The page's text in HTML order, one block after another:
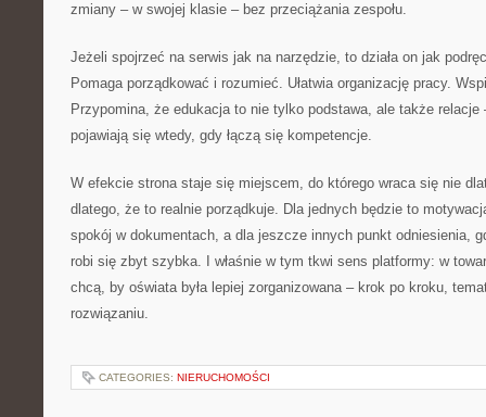
zmiany – w swojej klasie – bez przeciążania zespołu.
Jeżeli spojrzeć na serwis jak na narzędzie, to działa on jak
Pomaga porządkować i rozumieć. Ułatwia organizację pracy.
Przypomina, że edukacja to nie tylko podstawa, ale także
pojawiają się wtedy, gdy łączą się kompetencje.
W efekcie strona staje się miejscem, do którego wraca się nie
dlatego, że to realnie porządkuje. Dla jednych będzie to
spokój w dokumentach, a dla jeszcze innych punkt odniesienia,
robi się zbyt szybka. I właśnie w tym tkwi sens platformy: w
chcą, by oświata była lepiej zorganizowana – krok po kroku,
rozwiązaniu.
CATEGORIES: NIERUCHOMOŚCI